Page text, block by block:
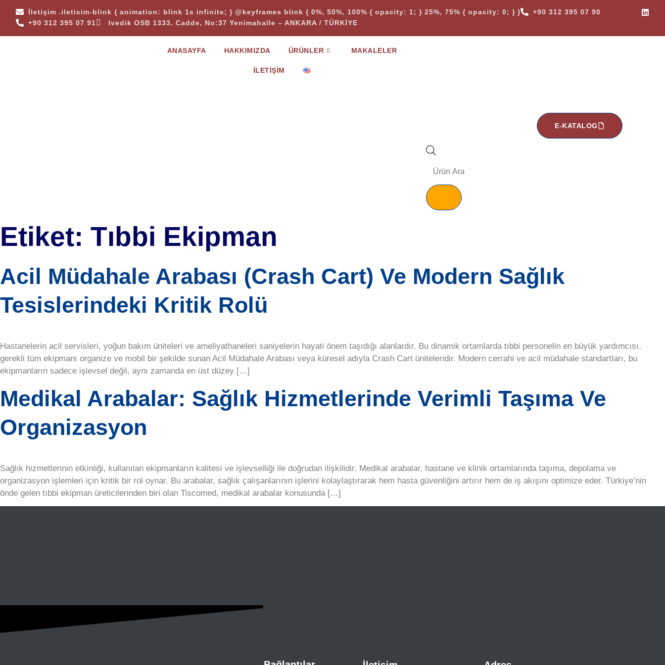
İletişim .iletisim-blink { animation: blink 1s infinite; } @keyframes blink { 0%, 50%, 100% { opacity: 1; } 25%, 75% { opacity: 0; } }
+90 312 395 07 90
+90 312 395 07 91
Ivedik OSB 1333. Cadde, No:37 Yenimahalle – ANKARA / TÜRKİYE
ANASAYFA HAKKIMIZDA ÜRÜNLER MAKALELER
İLETIŞIM
E-KATALOG
Etiket: Tıbbi Ekipman
Acil Müdahale Arabası (Crash Cart) Ve Modern Sağlık
Tesislerindeki Kritik Rolü
Hastanelerin acil servisleri, yoğun bakım üniteleri ve ameliyathaneleri saniyelerin hayati önem taşıdığı alanlardır. Bu dinamik ortamlarda tıbbi personelin en büyük yardımcısı,
gerekli tüm ekipmanı organize ve mobil bir şekilde sunan Acil Müdahale Arabası veya küresel adıyla Crash Cart üniteleridir. Modern cerrahi ve acil müdahale standartları, bu
ekipmanların sadece işlevsel değil, aynı zamanda en üst düzey […]
Medikal Arabalar: Sağlık Hizmetlerinde Verimli Taşıma Ve
Organizasyon
Sağlık hizmetlerinin etkinliği, kullanılan ekipmanların kalitesi ve işlevselliği ile doğrudan ilişkilidir. Medikal arabalar, hastane ve klinik ortamlarında taşıma, depolama ve
organizasyon işlemleri için kritik bir rol oynar. Bu arabalar, sağlık çalışanlarının işlerini kolaylaştırarak hem hasta güvenliğini artırır hem de iş akışını optimize eder. Türkiye’nin
önde gelen tıbbi ekipman üreticilerinden biri olan Tiscomed, medikal arabalar konusunda […]